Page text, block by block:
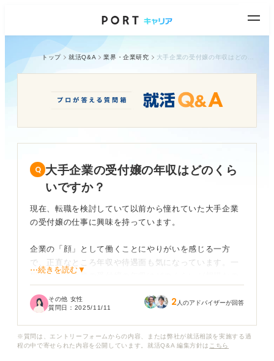
トップ 就活Q&A 業界・企業研究
大手企業の受付嬢の年収はどのくら
いですか？
現在、転職を検討していて以前から憧れていた大手企業
の受付嬢の仕事に興味を持っています。
企業の「顔」として働くことにやりがいを感じる一方
で、正直なところ年収や待遇面も気になっています。一
般的に大手企業の受付嬢の年収はどのくらいが相場なの
なります。
⋯続きを読む▼
その他 女性
質問日： 2025/11/11 2 人のアドバイザーが回答
※質問は、エントリーフォームからの内容、または弊社が就活相談を実施する過
程の中で寄せられた内容を公開しています。就活Q&A 編集方針は こちら